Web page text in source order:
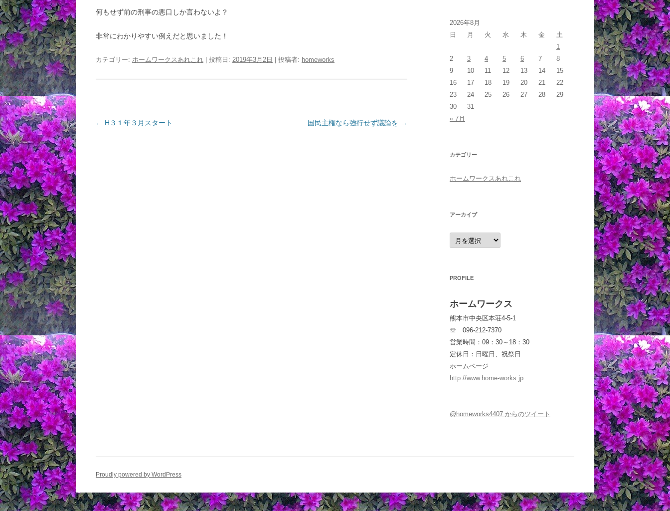
何もせず前の刑事の悪口しか言わないよ？
非常にわかりやすい例えだと思いました！
カテゴリー: ホームワークスあれこれ | 投稿日: 2019年3月2日 投稿者: homeworks
投
← H３１年３月スタート 国民主権なら強行せず議論を →
2026年8月
日
月 火 水 木 金
土
1
2
3 4 5 6 7
8
9
10 11 12 13 14
15
16
17 18 19 20 21
22
23
24 25 26 27 28
29
30
31
« 7月
カテゴリー
ホームワークスあれこれ
アーカイブ
ア
ー
カ
PROFILE
ホームワークス
熊本市中央区本荘4-5-1
☏ 096-212-7370
営業時間：09：30～18：30
定休日：日曜日、祝祭日
ホームページ
http://www.home-works.jp
@homeworks4407 からのツイート
Proudly powered by WordPress